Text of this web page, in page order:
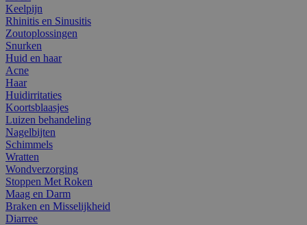
Keelpijn
Rhinitis en Sinusitis
Zoutoplossingen
Snurken
Huid en haar
Acne
Haar
Huidirritaties
Koortsblaasjes
Luizen behandeling
Nagelbijten
Schimmels
Wratten
Wondverzorging
Stoppen Met Roken
Maag en Darm
Braken en Misselijkheid
Diarree